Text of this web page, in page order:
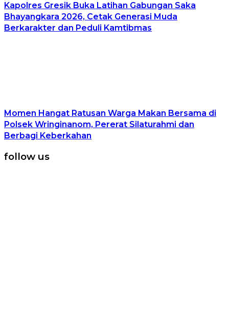
Kapolres Gresik Buka Latihan Gabungan Saka
Bhayangkara 2026, Cetak Generasi Muda
Berkarakter dan Peduli Kamtibmas
Momen Hangat Ratusan Warga Makan Bersama di
Polsek Wringinanom, Pererat Silaturahmi dan
Berbagi Keberkahan
follow us